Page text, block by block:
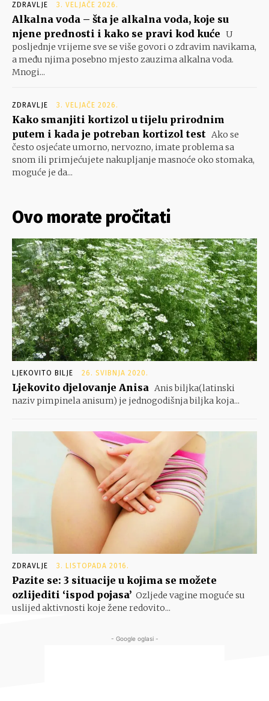
ZDRAVLJE 3. VELJAČE 2026.
Alkalna voda – šta je alkalna voda, koje su
njene prednosti i kako se pravi kod kuće U
posljednje vrijeme sve se više govori o zdravim navikama,
a među njima posebno mjesto zauzima alkalna voda.
Mnogi...
ZDRAVLJE 3. VELJAČE 2026.
Kako smanjiti kortizol u tijelu prirodnim
putem i kada je potreban kortizol test Ako se
često osjećate umorno, nervozno, imate problema sa
snom ili primjećujete nakupljanje masnoće oko stomaka,
moguće je da...
Ovo morate pročitati
LJEKOVITO BILJE 26. SVIBNJA 2020.
Ljekovito djelovanje Anisa Anis biljka(latinski
naziv pimpinela anisum) je jednogodišnja biljka koja...
ZDRAVLJE 3. LISTOPADA 2016.
Pazite se: 3 situacije u kojima se možete
ozlijediti ‘ispod pojasa’ Ozljede vagine moguće su
uslijed aktivnosti koje žene redovito...
- Google oglasi -